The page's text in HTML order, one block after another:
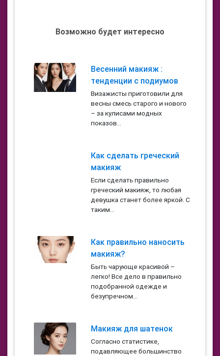
Возможно будет интересно
Весенний макияж :
тенденции с подиумов
Визажисты приготовили для
весны смесь старого и нового
– за кулисами модных
показов...
Как сделать греческий
макияж
Если сделать правильно
греческий макияж, то любая
девушка станет более яркой. С
таким...
Как правильно наносить
макияж?
Быть чарующе красивой –
легко! Все дело в правильно
подобранной одежде и
безупречном...
Макияж для шатенок
Согласно статистике,
подавляющее большинство